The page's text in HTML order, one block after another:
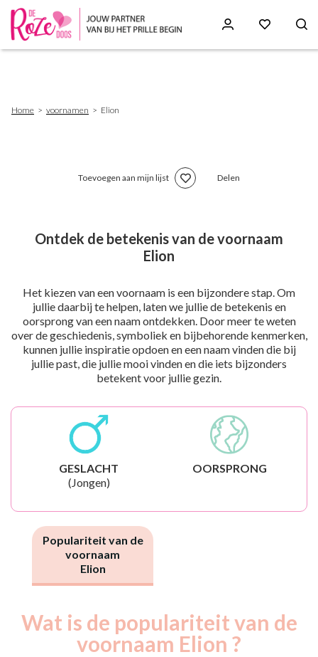
Home voornamen Elion
Toevoegen aan mijn lijst Delen
Ontdek de betekenis van de voornaam
Elion
Het kiezen van een voornaam is een bijzondere stap. Om
jullie daarbij te helpen, laten we jullie de betekenis en
oorsprong van een naam ontdekken. Door meer te weten
over de geschiedenis, symboliek en bijbehorende kenmerken,
kunnen jullie inspiratie opdoen en een naam vinden die bij
jullie past, die jullie mooi vinden en die iets bijzonders
betekent voor jullie gezin.
GESLACHT
(Jongen)
OORSPRONG
Populariteit van de
voornaam
Elion
Wat is de populariteit van de
voornaam Elion ?
Année
Nouveaux-
nés